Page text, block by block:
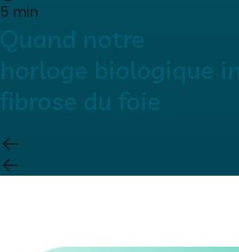
5 min
Quand notre
horloge biologique
fibrose du foie